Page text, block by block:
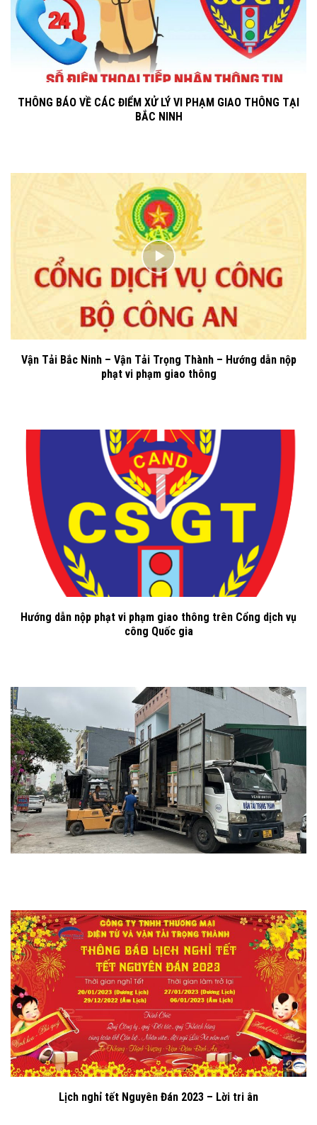
THÔNG BÁO VỀ CÁC ĐIỂM XỬ LÝ VI PHẠM GIAO THÔNG TẠI
BẮC NINH
Vận Tải Bắc Ninh – Vận Tải Trọng Thành – Hướng dẫn nộp
phạt vi phạm giao thông
Hướng dẫn nộp phạt vi phạm giao thông trên Cổng dịch vụ
công Quốc gia
Lịch nghỉ tết Nguyên Đán 2023 – Lời tri ân